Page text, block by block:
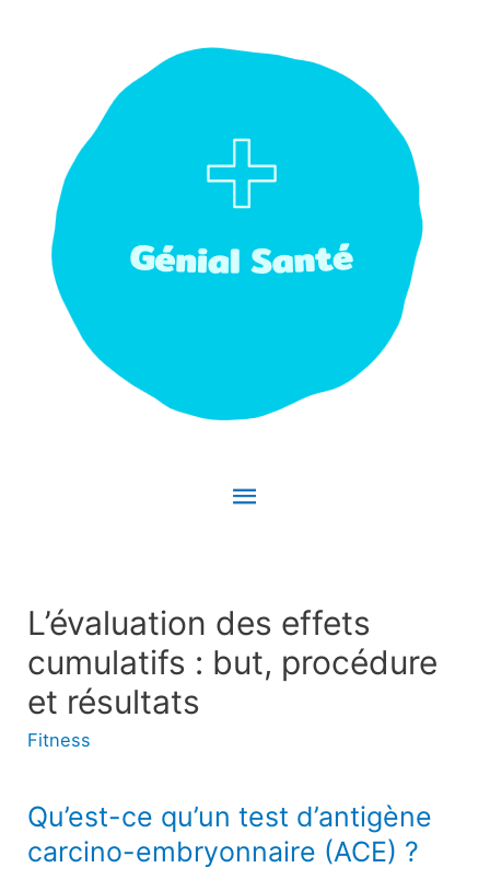
Menu
L’évaluation des effets
cumulatifs : but, procédure
et résultats
Fitness
Qu’est-ce qu’un test d’antigène
carcino-embryonnaire (ACE) ?